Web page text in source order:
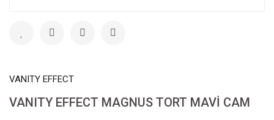
VANITY EFFECT
VANITY EFFECT MAGNUS TORT MAVİ CAM